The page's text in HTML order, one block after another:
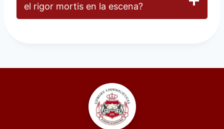
el rigor mortis en la escena?